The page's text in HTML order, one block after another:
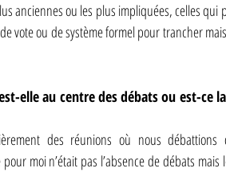
anciennes ou les plus impliquées, celles qui
vote ou de système formel pour trancher
elle au centre des débats ou est-ce
des réunions où nous débattions
moi n’était pas l’absence de débats